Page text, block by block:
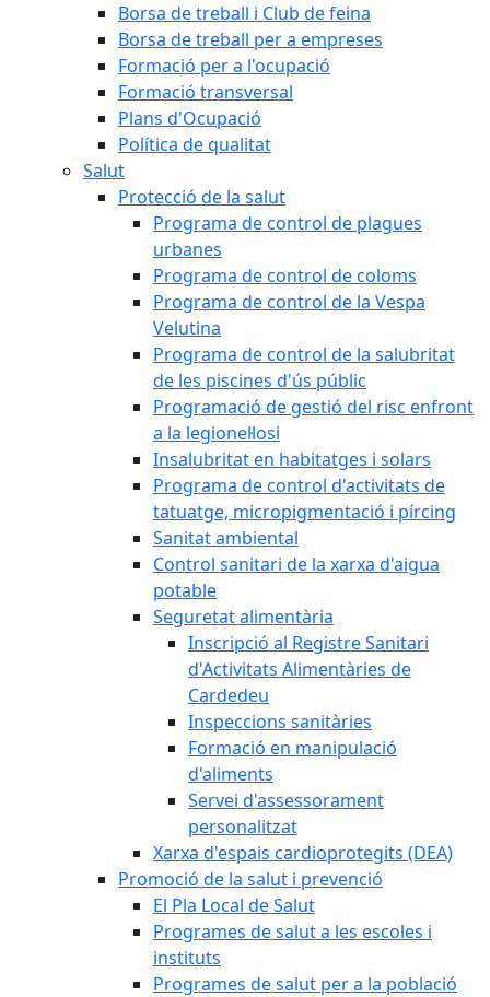
Borsa de treball i Club de feina
Borsa de treball per a empreses
Formació per a l'ocupació
Formació transversal
Plans d'Ocupació
Política de qualitat
Salut
Protecció de la salut
Programa de control de plagues
urbanes
Programa de control de coloms
Programa de control de la Vespa
Velutina
Programa de control de la salubritat
de les piscines d'ús públic
Programació de gestió del risc enfront
a la legionel·losi
Insalubritat en habitatges i solars
Programa de control d'activitats de
tatuatge, micropigmentació i pírcing
Sanitat ambiental
Control sanitari de la xarxa d'aigua
potable
Seguretat alimentària
Inscripció al Registre Sanitari
d'Activitats Alimentàries de
Cardedeu
Inspeccions sanitàries
Formació en manipulació
d'aliments
Servei d'assessorament
personalitzat
Xarxa d'espais cardioprotegits (DEA)
Promoció de la salut i prevenció
El Pla Local de Salut
Programes de salut a les escoles i
instituts
Programes de salut per a la població